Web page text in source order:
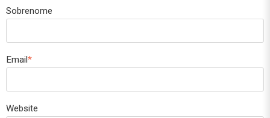
Sobrenome
Email*
Website